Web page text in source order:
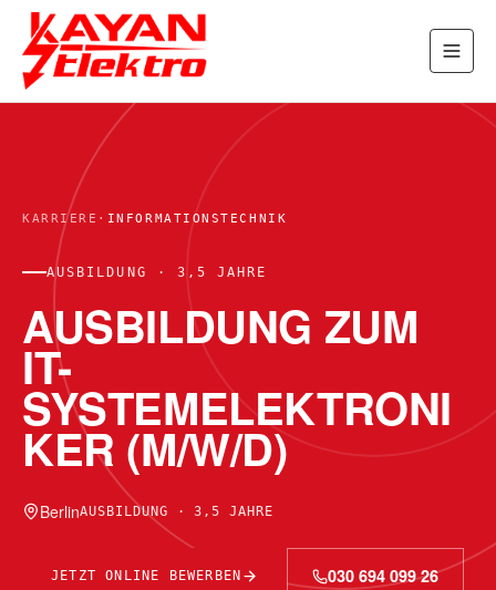
KARRIERE · INFORMATIONSTECHNIK
AUSBILDUNG · 3,5 JAHRE
AUSBILDUNG ZUM
IT-
SYSTEMELEKTRONI
KER (M/W/D)
BerlinAUSBILDUNG · 3,5 JAHRE
JETZT ONLINE BEWERBEN 030 694 099 26